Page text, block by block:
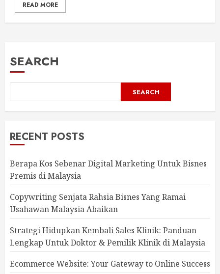
READ MORE
SEARCH
SEARCH
RECENT POSTS
Berapa Kos Sebenar Digital Marketing Untuk Bisnes
Premis di Malaysia
Copywriting Senjata Rahsia Bisnes Yang Ramai
Usahawan Malaysia Abaikan
Strategi Hidupkan Kembali Sales Klinik: Panduan
Lengkap Untuk Doktor & Pemilik Klinik di Malaysia
Ecommerce Website: Your Gateway to Online Success